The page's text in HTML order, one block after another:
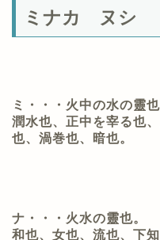
ミナカ ヌシ
ミ・・・火中の水の靈也
潤水也、正中を宰る也
也、渦巻也、暗也。
ナ・・・火水の靈也。
和也、女也、流也、下